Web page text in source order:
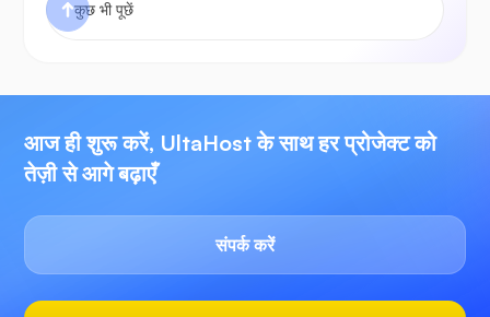
आज ही शुरू करें, UltaHost के साथ हर प्रोजेक्ट को
तेज़ी से आगे बढ़ाएँ
संपर्क करें